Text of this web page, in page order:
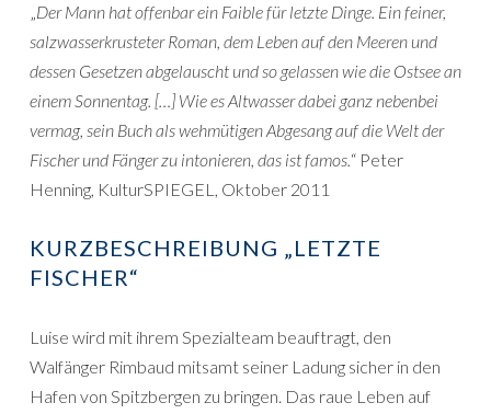
„Der Mann hat offenbar ein Faible für letzte Dinge. Ein feiner,
salzwasserkrusteter Roman, dem Leben auf den Meeren und
dessen Gesetzen abgelauscht und so gelassen wie die Ostsee an
einem Sonnentag. […] Wie es Altwasser dabei ganz nebenbei
vermag, sein Buch als wehmütigen Abgesang auf die Welt der
Fischer und Fänger zu intonieren, das ist famos.“ Peter
Henning, KulturSPIEGEL, Oktober 2011
KURZBESCHREIBUNG „LETZTE
FISCHER“
Luise wird mit ihrem Spezialteam beauftragt, den
Walfänger Rimbaud mitsamt seiner Ladung sicher in den
Hafen von Spitzbergen zu bringen. Das raue Leben auf